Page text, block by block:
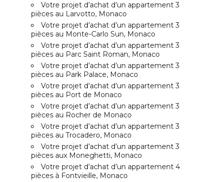
Votre projet d’achat d’un appartement 3
pièces au Larvotto, Monaco
Votre projet d’achat d’un appartement 3
pièces au Monte-Carlo Sun, Monaco
Votre projet d’achat d’un appartement 3
pièces au Parc Saint Roman, Monaco
Votre projet d’achat d’un appartement 3
pièces au Park Palace, Monaco
Votre projet d’achat d’un appartement 3
pièces au Port de Monaco
Votre projet d’achat d’un appartement 3
pièces au Rocher de Monaco
Votre projet d’achat d’un appartement 3
pièces au Trocadero, Monaco
Votre projet d’achat d’un appartement 3
pièces aux Moneghetti, Monaco
Votre projet d’achat d’un appartement 4
pièces à Fontvieille, Monaco